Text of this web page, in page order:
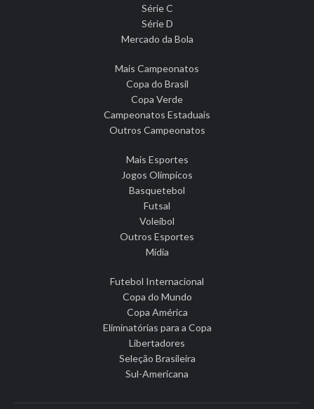
Série C
Série D
Mercado da Bola
Mais Campeonatos
Copa do Brasil
Copa Verde
Campeonatos Estaduais
Outros Campeonatos
Mais Esportes
Jogos Olímpicos
Basquetebol
Futsal
Voleibol
Outros Esportes
Mídia
Futebol Internacional
Copa do Mundo
Copa América
Eliminatórias para a Copa
Libertadores
Seleção Brasileira
Sul-Americana